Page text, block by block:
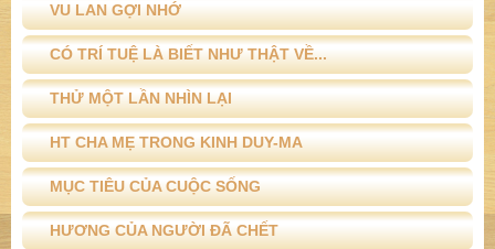
VU LAN GỢI NHỚ
CÓ TRÍ TUỆ LÀ BIẾT NHƯ THẬT VỀ...
THỬ MỘT LẦN NHÌN LẠI
HT CHA MẸ TRONG KINH DUY-MA
MỤC TIÊU CỦA CUỘC SỐNG
HƯƠNG CỦA NGƯỜI ĐÃ CHẾT